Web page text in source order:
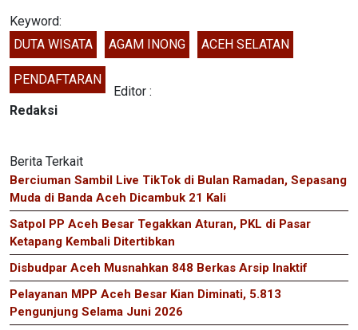
Keyword:
DUTA WISATA
AGAM INONG ACEH SELATAN
PENDAFTARAN
Editor :
Redaksi
Berita Terkait
Berciuman Sambil Live TikTok di Bulan Ramadan, Sepasang
Muda di Banda Aceh Dicambuk 21 Kali
Satpol PP Aceh Besar Tegakkan Aturan, PKL di Pasar
Ketapang Kembali Ditertibkan
Disbudpar Aceh Musnahkan 848 Berkas Arsip Inaktif
Pelayanan MPP Aceh Besar Kian Diminati, 5.813
Pengunjung Selama Juni 2026